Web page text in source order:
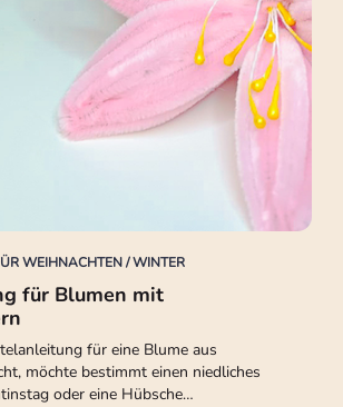
WEIHNACHTEN / WINTER
für Blumen mit
für eine Blume aus
möchte bestimmt einen niedliches
oder eine Hübsche…